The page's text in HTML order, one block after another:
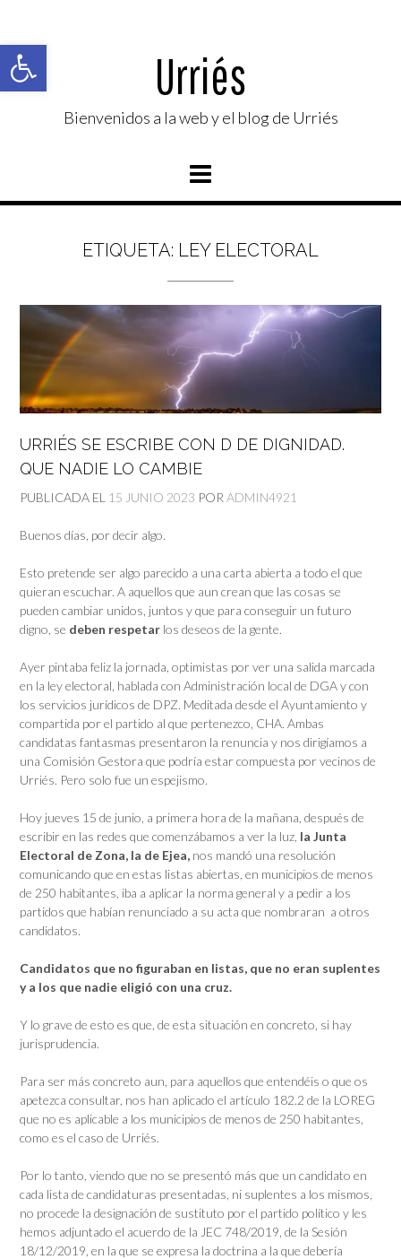
Abrir barra de herramientas
contenido
Urriés
Bienvenidos a la web y el blog de Urriés
ETIQUETA: LEY ELECTORAL
URRIÉS SE ESCRIBE CON D DE DIGNIDAD.
QUE NADIE LO CAMBIE
PUBLICADA EL 15 JUNIO 2023 POR ADMIN4921
Buenos días, por decir algo.
Esto pretende ser algo parecido a una carta abierta a todo el que
quieran escuchar. A aquellos que aun crean que las cosas se
pueden cambiar unidos, juntos y que para conseguir un futuro
digno, se deben respetar los deseos de la gente.
Ayer pintaba feliz la jornada, optimistas por ver una salida marcada
en la ley electoral, hablada con Administración local de DGA y con
los servicios jurídicos de DPZ. Meditada desde el Ayuntamiento y
compartida por el partido al que pertenezco, CHA. Ambas
candidatas fantasmas presentaron la renuncia y nos dirigíamos a
una Comisión Gestora que podría estar compuesta por vecinos de
Urriés. Pero solo fue un espejismo.
Hoy jueves 15 de junio, a primera hora de la mañana, después de
escribir en las redes que comenzábamos a ver la luz, la Junta
Electoral de Zona, la de Ejea, nos mandó una resolución
comunicando que en estas listas abiertas, en municipios de menos
de 250 habitantes, iba a aplicar la norma general y a pedir a los
partidos que habían renunciado a su acta que nombraran a otros
candidatos.
Candidatos que no figuraban en listas, que no eran suplentes
y a los que nadie eligió con una cruz.
Y lo grave de esto es que, de esta situación en concreto, si hay
jurisprudencia.
Para ser más concreto aun, para aquellos que entendéis o que os
apetezca consultar, nos han aplicado el artículo 182.2 de la LOREG
que no es aplicable a los municipios de menos de 250 habitantes,
como es el caso de Urriés.
Por lo tanto, viendo que no se presentó más que un candidato en
cada lista de candidaturas presentadas, ni suplentes a los mismos,
no procede la designación de sustituto por el partido político y les
hemos adjuntado el acuerdo de la JEC 748/2019, de la Sesión
18/12/2019, en la que se expresa la doctrina a la que debería